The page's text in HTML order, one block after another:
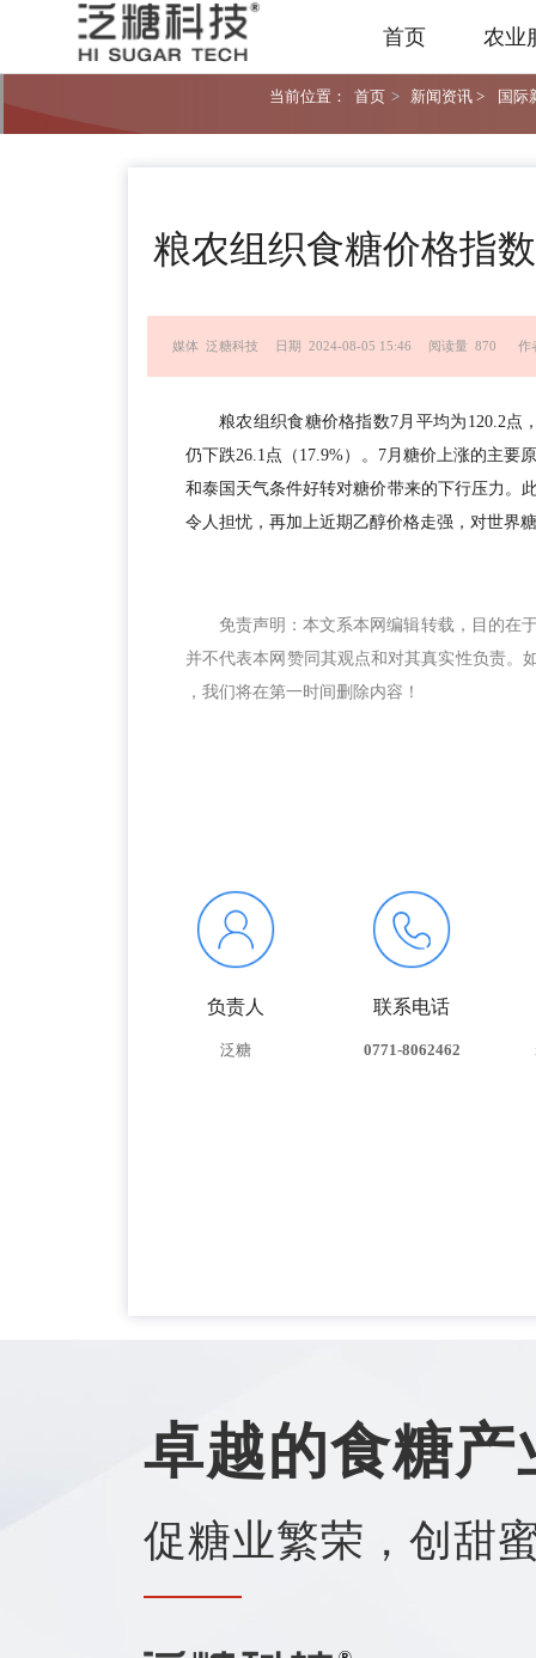
首页 农业
当前位置： 首页 > 新闻资讯 > 国际
粮农组织食糖价格指
媒体 泛糖科技 日期 2024-08-05 15:46 阅读量 870 作
粮农组织食糖价格指数7月平均为120.2点
仍下跌26.1点（17.9%）。7月糖价上涨的主要
和泰国天气条件好转对糖价带来的下行压力。
令人担忧，再加上近期乙醇价格走强，对世界
免责声明：本文系本网编辑转载，目的在
并不代表本网赞同其观点和对其真实性负责。
，我们将在第一时间删除内容！
负责人
泛糖
联系电话
0771-8062462
卓越的食糖
促糖业繁荣，创甜